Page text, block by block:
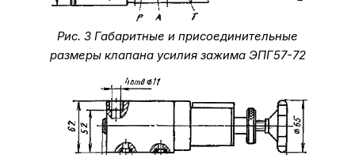
Рис. 3 Габаритные и присоединительные
размеры клапана усилия зажима ЭПГ57-72